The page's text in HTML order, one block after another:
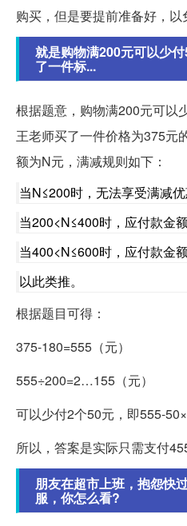
购买，但是要提前准备好，以
就是购物满200元可以少
了一件标...
根据题意，购物满200元可以
王老师买了一件价格为375元
额为N元，满减规则如下：
当N≤200时，无法享受满减优
当200<N≤400时，应付款金额
当400<N≤600时，应付款金
以此类推。
根据题目可得：
375-180=555（元）
555÷200=2…155（元）
可以少付2个50元，即555-
所以，答案是实际只需支付455
朋友在超市上班，抱怨快
服，你怎么看?